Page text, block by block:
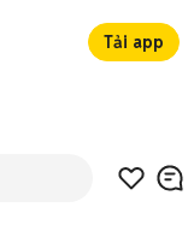
Tải app